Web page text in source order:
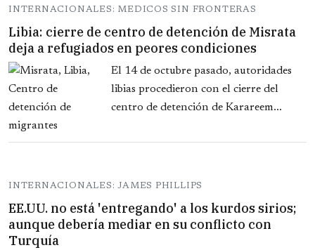
INTERNACIONALES: MEDICOS SIN FRONTERAS
Libia: cierre de centro de detención de Misrata
deja a refugiados en peores condiciones
El 14 de octubre pasado, autoridades
libias procedieron con el cierre del
centro de detención de Karareem...
INTERNACIONALES: JAMES PHILLIPS
EE.UU. no está 'entregando' a los kurdos sirios;
aunque debería mediar en su conflicto con
Turquía